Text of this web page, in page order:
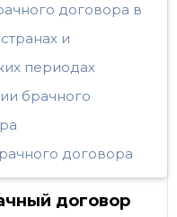
договора в
и
периодах
брачного
договора
договор